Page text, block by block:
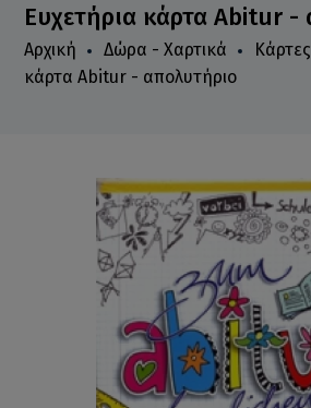
Ευχετήρια κάρτα Abitur -
Αρχική Δώρα - Χαρτικά Κάρτες
κάρτα Abitur - απολυτήριο